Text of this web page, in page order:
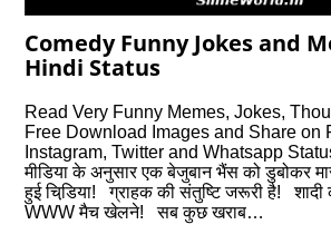
Comedy Funny Jokes and
Hindi Status
Read Very Funny Memes, Jokes,
Free Download Images and Share on
Instagram, Twitter and Whatsapp
मीडिया के अनुसार एक बेजुबान भैंस को डुबोकर
हुई चिडि़या! ग्राहक की संतुष्टि जरूरी है! शादी
WWW मैच खेलने! सब कुछ खराब…